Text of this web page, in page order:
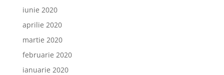
iunie 2020
aprilie 2020
martie 2020
februarie 2020
ianuarie 2020